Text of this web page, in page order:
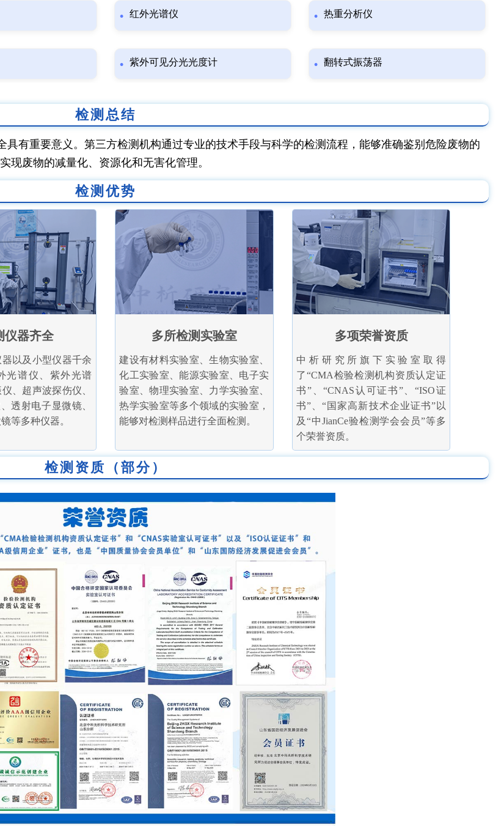
红外光谱仪 热重分析仪
紫外可见分光光度计 翻转式振荡器
检测总结
有重要意义。第三方检测机构通过专业的技术手段与科学的检测流程，能够准确鉴别危险废物的
现废物的减量化、资源化和无害化管理。
检测优势
仪器齐全
以及小型仪器千余
光谱仪、紫外光谱
、超声波探伤仪、
透射电子显微镜、
等多种仪器。
多所检测实验室
建设有材料实验室、生物实验室、
化工实验室、能源实验室、电子实
验室、物理实验室、力学实验室、
热学实验室等多个领域的实验室，
能够对检测样品进行全面检测。
多项荣誉资质
中析研究所旗下实验室取得
了“CMA检验检测机构资质认定证
书”、“CNAS认可证书”、“ISO证
书”、“国家高新技术企业证书”以
及“中JianCe验检测学会会员”等多
个荣誉资质。
检测资质（部分）